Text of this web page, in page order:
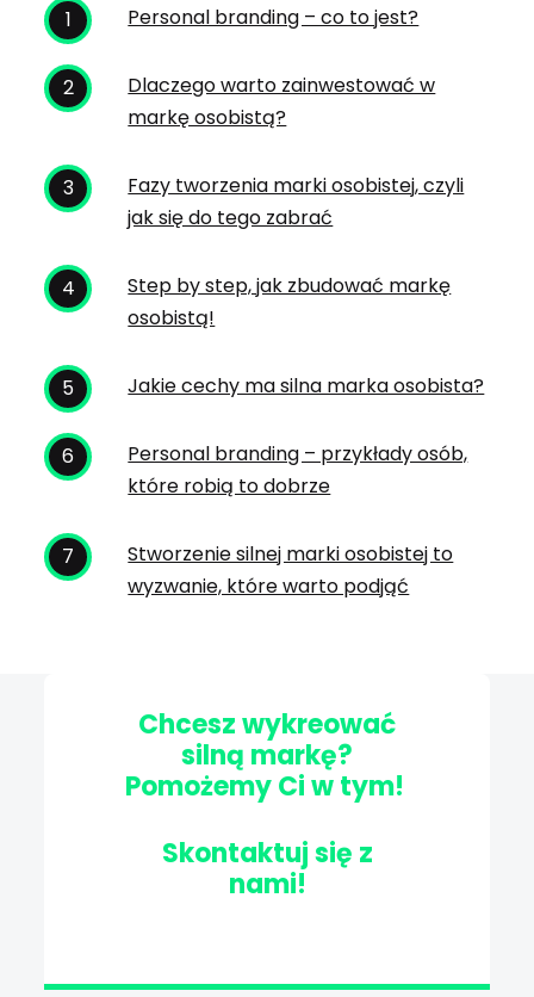
Personal branding – co to jest?
Dlaczego warto zainwestować w
markę osobistą?
Fazy tworzenia marki osobistej, czyli
jak się do tego zabrać
Step by step, jak zbudować markę
osobistą!
Jakie cechy ma silna marka osobista?
Personal branding – przykłady osób,
które robią to dobrze
Stworzenie silnej marki osobistej to
wyzwanie, które warto podjąć
Chcesz wykreować
silną markę?
Pomożemy Ci w tym!
Skontaktuj się z
nami!